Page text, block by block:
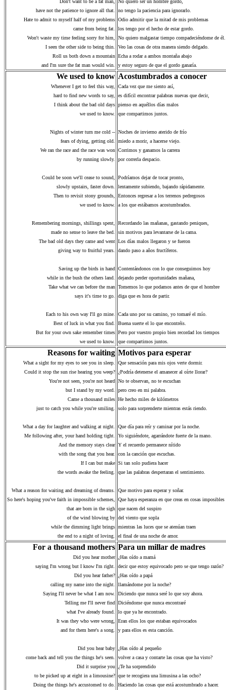
Don't want to be a fat man,
have not the patience to ignore all that.
Hate to admit to myself half of my problems
came from being fat.
Won't waste my time feeling sorry for him,
I seen the other side to being thin.
Roll us both down a mountain
and I'm sure the fat man would win.
No quiero ser un hombre gordo,
no tengo la paciencia para ignorarlo.
Odio admitir que la mitad de mis problemas
los tengo por el hecho de estar gordo.
No quiero malgastar tiempo compadeciéndome de él.
Veo las cosas de otra manera siendo delgado.
Echa a rodar a ambos montaña abajo
y estoy seguro de que el gordo ganaría.
We used to know
Whenever I get to feel this way,
hard to find new words to say,
I think about the bad old days
we used to know.
Nights of winter turn me cold --
fears of dying, getting old.
We ran the race and the race was won
by running slowly.
Could be soon we'll cease to sound,
slowly upstairs, faster down.
Then to revisit stony grounds,
we used to know.
Remembering mornings, shillings spent,
made no sense to leave the bed.
The bad old days they came and went
giving way to fruitful years.
Saving up the birds in hand
while in the bush the others land.
Take what we can before the man
says it's time to go.
Each to his own way I'll go mine.
Best of luck in what you find.
But for your own sake remember times
we used to know.
Acostumbrados a conocer
Cada vez que me siento así,
es difícil encontrar palabras nuevas que decir,
pienso en aquéllos días malos
que compartimos juntos.
Noches de invierno aterido de frío
miedo a morir, a hacerse viejo.
Corrimos y ganamos la carrera
por correrla despacio.
Podríamos dejar de tocar pronto,
lentamente subiendo, bajando rápidamente.
Entonces regresar a los terrenos pedregosos
a los que estábamos acostumbrados.
Recordando las mañanas, gastando peniques,
sin motivos para levantarse de la cama.
Los días malos llegaron y se fueron
dando paso a años fructíferos.
Contentándonos con lo que conseguimos hoy
dejando perder oportunidades mañana,
Tomemos lo que podamos antes de que el hombre
diga que es hora de partir.
Cada uno por su camino, yo tomaré el mío.
Buena suerte el lo que encontréis.
Pero por vuestro propio bien recordad los tiempos
que compartimos juntos.
Reasons for waiting
What a sight for my eyes to see you in sleep.
Could it stop the sun rise hearing you weep?
You're not seen, you're not heard
but I stand by my word.
Came a thousand miles
just to catch you while you're smiling.
What a day for laughter and walking at night.
Me following after, your hand holding tight.
And the memory stays clear
with the song that you hear.
If I can but make
the words awake the feeling.
What a reason for waiting and dreaming of dreams.
So here's hoping you've faith in impossible schemes,
that are born in the sigh
of the wind blowing by
while the dimming light brings
the end to a night of loving.
Motivos para esperar
Que sensación para mis ojos verte dormir.
¿Podría detenerse el amanecer al oírte llorar?
No te observan, no te escuchan
pero creo en mi palabra.
He hecho miles de kilómetros
solo para sorprenderte mientras estás riendo.
Que día para reír y caminar por la noche.
Yo siguiéndote, agarrándote fuerte de la mano.
Y el recuerdo permanece nítido
con la canción que escuchas.
Si tan solo pudiera hacer
que las palabras despertaran el sentimiento.
Que motivo para esperar y soñar.
Que haya esperanza en que creas en cosas imposibles
que nacen del suspiro
del viento que sopla
mientras las luces que se atenúan traen
el final de una noche de amor.
For a thousand mothers
Did you hear mother
saying I'm wrong but I know I'm right.
Did you hear father?
calling my name into the night.
Saying I'll never be what I am now.
Telling me I'll never find
what I've already found.
It was they who were wrong,
and for them here's a song.
Did you hear baby
come back and tell you the things he's seen.
Did it surprise you
to be picked up at eight in a limousine?
Doing the things he's accustomed to do.
Para un millar de madres
¿Has oído a mamá
decir que estoy equivocado pero se que tengo razón?
¿Has oído a papá
llamándome por la noche?
Diciendo que nunca seré lo que soy ahora.
Diciéndome que nunca encontraré
lo que ya he encontrado.
Eran ellos los que estaban equivocados
y para ellos es esta canción.
¿Has oído al pequeño
volver a casa y contarte las cosas que ha visto?
¿Te ha sorprendido
que te recogiera una limusina a las ocho?
Haciendo las cosas que está acostumbrado a hacer.